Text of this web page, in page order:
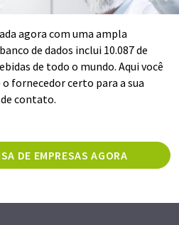
agora com uma ampla
de dados inclui 10.087 de
de todo o mundo. Aqui você
fornecedor certo para a sua
contato.
DE EMPRESAS AGORA